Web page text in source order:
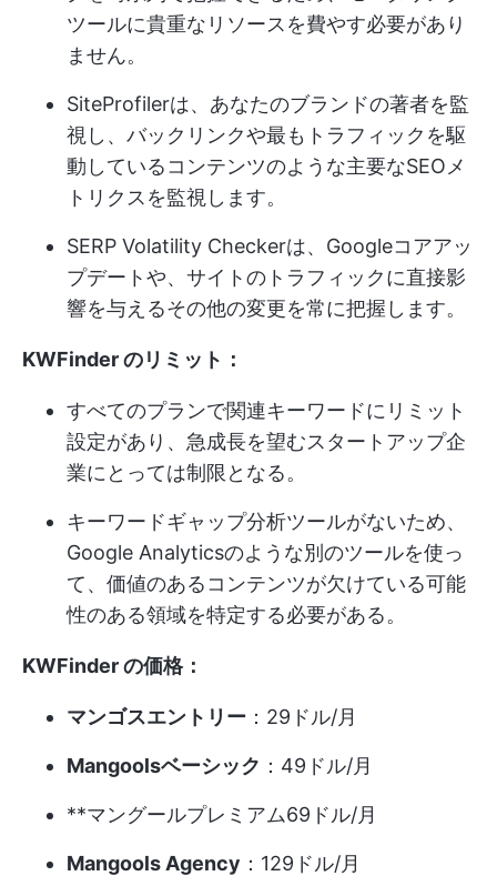
ツールに貴重なリソースを費やす必要があり
ません。
SiteProfilerは、あなたのブランドの著者を監
視し、バックリンクや最もトラフィックを駆
動しているコンテンツのような主要なSEOメ
トリクスを監視します。
SERP Volatility Checkerは、Googleコアアッ
プデートや、サイトのトラフィックに直接影
響を与えるその他の変更を常に把握します。
KWFinder のリミット：
すべてのプランで関連キーワードにリミット
設定があり、急成長を望むスタートアップ企
業にとっては制限となる。
キーワードギャップ分析ツールがないため、
Google Analyticsのような別のツールを使っ
て、価値のあるコンテンツが欠けている可能
性のある領域を特定する必要がある。
KWFinder の価格：
マンゴスエントリー ：29ドル/月
Mangoolsベーシック ：49ドル/月
**マングールプレミアム69ドル/月
Mangools Agency ：129ドル/月